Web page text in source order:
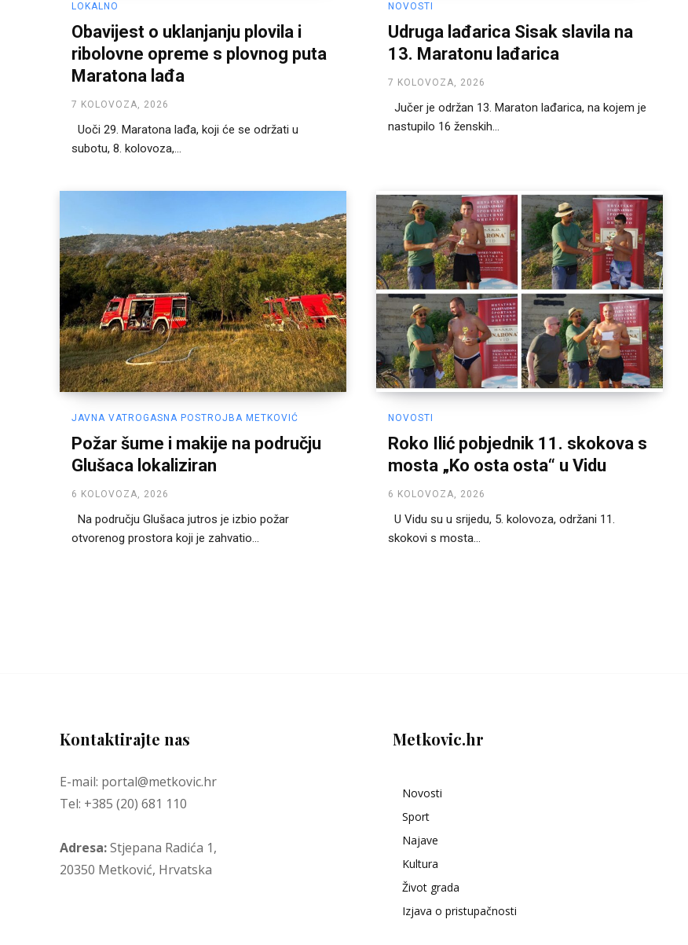
LOKALNO
Obavijest o uklanjanju plovila i
ribolovne opreme s plovnog puta
Maratona lađa
7 KOLOVOZA, 2026
Uoči 29. Maratona lađa, koji će se održati u
subotu, 8. kolovoza,...
NOVOSTI
Udruga lađarica Sisak slavila na
13. Maratonu lađarica
7 KOLOVOZA, 2026
Jučer je održan 13. Maraton lađarica, na kojem je
nastupilo 16 ženskih...
JAVNA VATROGASNA POSTROJBA METKOVIĆ
Požar šume i makije na području
Glušaca lokaliziran
6 KOLOVOZA, 2026
Na području Glušaca jutros je izbio požar
otvorenog prostora koji je zahvatio...
NOVOSTI
Roko Ilić pobjednik 11. skokova s
mosta „Ko osta osta“ u Vidu
6 KOLOVOZA, 2026
U Vidu su u srijedu, 5. kolovoza, održani 11.
skokovi s mosta...
Kontaktirajte nas
E-mail: portal@metkovic.hr
Tel: +385 (20) 681 110
Adresa:Stjepana Radića 1,
20350 Metković, Hrvatska
Metkovic.hr
Novosti
Sport
Najave
Kultura
Život grada
Izjava o pristupačnosti